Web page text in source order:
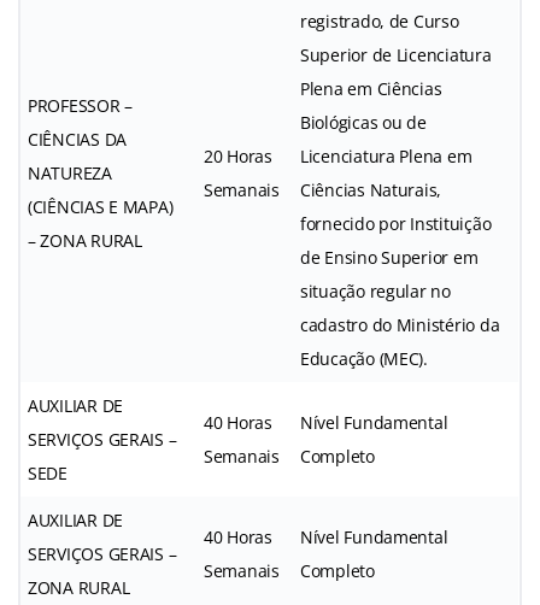
PROFESSOR –
CIÊNCIAS DA
NATUREZA
(CIÊNCIAS E MAPA)
– ZONA RURAL
20 Horas
Semanais
registrado, de Curso
Superior de Licenciatura
Plena em Ciências
Biológicas ou de
Licenciatura Plena em
Ciências Naturais,
fornecido por Instituição
de Ensino Superior em
situação regular no
cadastro do Ministério da
Educação (MEC).
AUXILIAR DE
SERVIÇOS GERAIS –
SEDE
40 Horas
Semanais
Nível Fundamental
Completo
AUXILIAR DE
SERVIÇOS GERAIS –
ZONA RURAL
40 Horas
Semanais
Nível Fundamental
Completo